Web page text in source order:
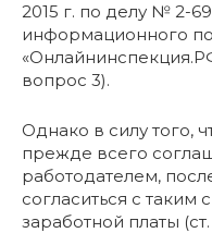
2015 г. по делу № 2-
информационного
вопрос 3).
Однако в силу того,
прежде всего
работодателем,
согласиться с таким
заработной платы